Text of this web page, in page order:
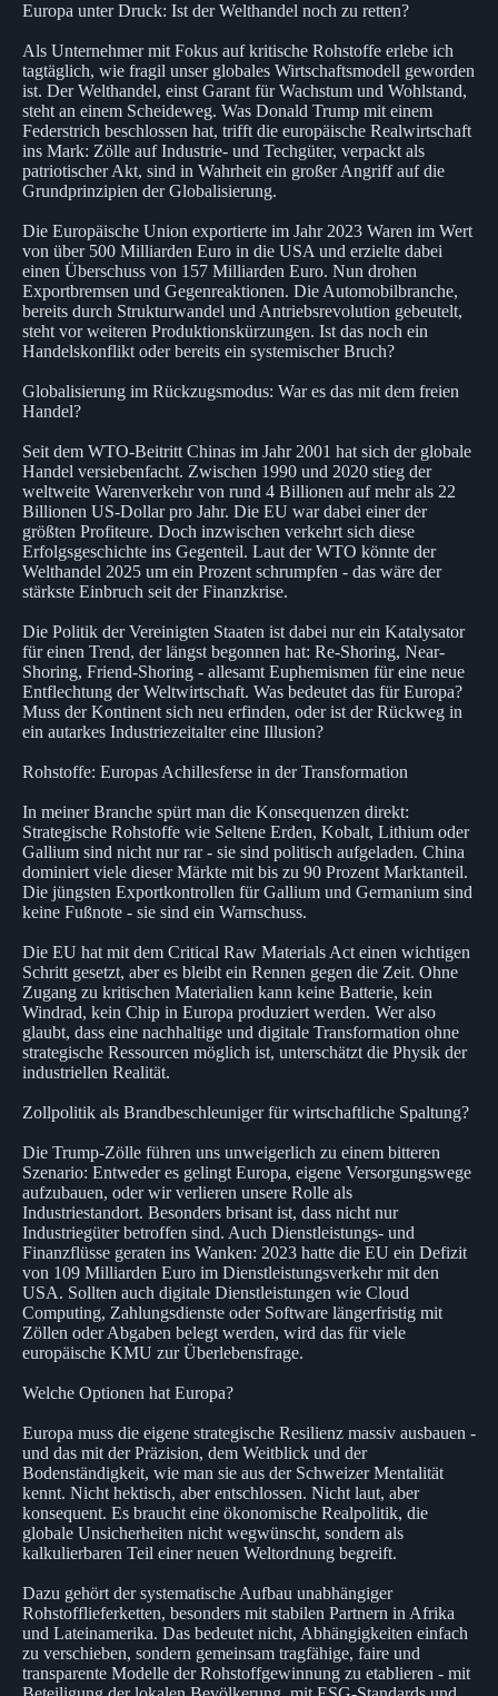
Europa unter Druck: Ist der Welthandel noch zu retten?
Als Unternehmer mit Fokus auf kritische Rohstoffe erlebe ich
tagtäglich, wie fragil unser globales Wirtschaftsmodell geworden
ist. Der Welthandel, einst Garant für Wachstum und Wohlstand,
steht an einem Scheideweg. Was Donald Trump mit einem
Federstrich beschlossen hat, trifft die europäische Realwirtschaft
ins Mark: Zölle auf Industrie- und Techgüter, verpackt als
patriotischer Akt, sind in Wahrheit ein großer Angriff auf die
Grundprinzipien der Globalisierung.
Die Europäische Union exportierte im Jahr 2023 Waren im Wert
von über 500 Milliarden Euro in die USA und erzielte dabei
einen Überschuss von 157 Milliarden Euro. Nun drohen
Exportbremsen und Gegenreaktionen. Die Automobilbranche,
bereits durch Strukturwandel und Antriebsrevolution gebeutelt,
steht vor weiteren Produktionskürzungen. Ist das noch ein
Handelskonflikt oder bereits ein systemischer Bruch?
Globalisierung im Rückzugsmodus: War es das mit dem freien
Handel?
Seit dem WTO-Beitritt Chinas im Jahr 2001 hat sich der globale
Handel versiebenfacht. Zwischen 1990 und 2020 stieg der
weltweite Warenverkehr von rund 4 Billionen auf mehr als 22
Billionen US-Dollar pro Jahr. Die EU war dabei einer der
größten Profiteure. Doch inzwischen verkehrt sich diese
Erfolgsgeschichte ins Gegenteil. Laut der WTO könnte der
Welthandel 2025 um ein Prozent schrumpfen - das wäre der
stärkste Einbruch seit der Finanzkrise.
Die Politik der Vereinigten Staaten ist dabei nur ein Katalysator
für einen Trend, der längst begonnen hat: Re-Shoring, Near-
Shoring, Friend-Shoring - allesamt Euphemismen für eine neue
Entflechtung der Weltwirtschaft. Was bedeutet das für Europa?
Muss der Kontinent sich neu erfinden, oder ist der Rückweg in
ein autarkes Industriezeitalter eine Illusion?
Rohstoffe: Europas Achillesferse in der Transformation
In meiner Branche spürt man die Konsequenzen direkt:
Strategische Rohstoffe wie Seltene Erden, Kobalt, Lithium oder
Gallium sind nicht nur rar - sie sind politisch aufgeladen. China
dominiert viele dieser Märkte mit bis zu 90 Prozent Marktanteil.
Die jüngsten Exportkontrollen für Gallium und Germanium sind
keine Fußnote - sie sind ein Warnschuss.
Die EU hat mit dem Critical Raw Materials Act einen wichtigen
Schritt gesetzt, aber es bleibt ein Rennen gegen die Zeit. Ohne
Zugang zu kritischen Materialien kann keine Batterie, kein
Windrad, kein Chip in Europa produziert werden. Wer also
glaubt, dass eine nachhaltige und digitale Transformation ohne
strategische Ressourcen möglich ist, unterschätzt die Physik der
industriellen Realität.
Zollpolitik als Brandbeschleuniger für wirtschaftliche Spaltung?
Die Trump-Zölle führen uns unweigerlich zu einem bitteren
Szenario: Entweder es gelingt Europa, eigene Versorgungswege
aufzubauen, oder wir verlieren unsere Rolle als
Industriestandort. Besonders brisant ist, dass nicht nur
Industriegüter betroffen sind. Auch Dienstleistungs- und
Finanzflüsse geraten ins Wanken: 2023 hatte die EU ein Defizit
von 109 Milliarden Euro im Dienstleistungsverkehr mit den
USA. Sollten auch digitale Dienstleistungen wie Cloud
Computing, Zahlungsdienste oder Software längerfristig mit
Zöllen oder Abgaben belegt werden, wird das für viele
europäische KMU zur Überlebensfrage.
Welche Optionen hat Europa?
Europa muss die eigene strategische Resilienz massiv ausbauen -
und das mit der Präzision, dem Weitblick und der
Bodenständigkeit, wie man sie aus der Schweizer Mentalität
kennt. Nicht hektisch, aber entschlossen. Nicht laut, aber
konsequent. Es braucht eine ökonomische Realpolitik, die
globale Unsicherheiten nicht wegwünscht, sondern als
kalkulierbaren Teil einer neuen Weltordnung begreift.
Dazu gehört der systematische Aufbau unabhängiger
Rohstofflieferketten, besonders mit stabilen Partnern in Afrika
und Lateinamerika. Das bedeutet nicht, Abhängigkeiten einfach
zu verschieben, sondern gemeinsam tragfähige, faire und
transparente Modelle der Rohstoffgewinnung zu etablieren - mit